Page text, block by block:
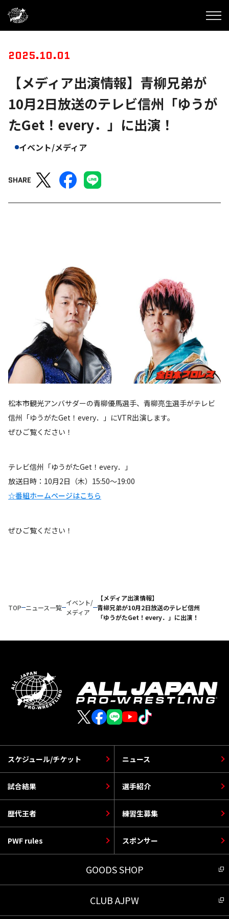
2025.10.01
【メディア出演情報】青柳兄弟が
10月2日放送のテレビ信州「ゆうが
たGet！every．」に出演！
イベント/メディア
SHARE
松本市観光アンバサダーの青柳優馬選手、青柳亮生選手がテレビ
信州「ゆうがたGet！every．」にVTR出演します。
ぜひご覧ください！
テレビ信州「ゆうがたGet！every．」
放送日時：10月2日（木）15:50〜19:00
☆番組ホームページはこちら
ぜひご覧ください！
TOP ニュース一覧
イベント/
メディア
【メディア出演情報】
青柳兄弟が10月2日放送のテレビ信州
「ゆうがたGet！every．」に出演！
スケジュール/チケット
選手紹介
PWF rules
ニュース
歴代王者
スポンサー
試合結果
練習生募集
GOODS SHOP
CLUB AJPW